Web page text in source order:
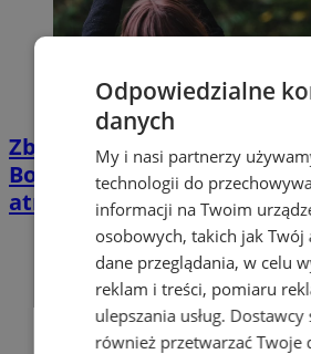
Zbliżają się święta –
Bożonarodzeniowy z
atrakcjami
Odpowiedzialne
danych
My i nasi partnerzy
technologii do
informacji na Twoim
osobowych, takich jak
dane przeglądania, w celu
reklam i treści, pomiaru
ulepszania usług. Dostawcy
również przetwarzać Twoje